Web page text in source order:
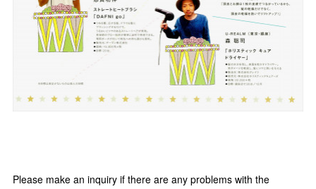
Please make an inquiry if there are any problems with the